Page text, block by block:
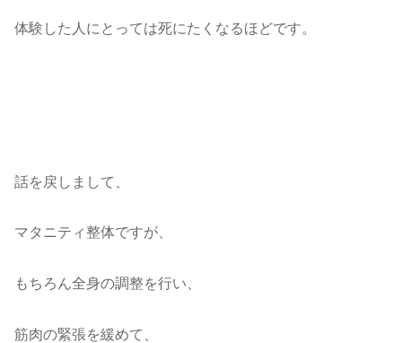
体験した人にとっては死にたくなるほどです。
話を戻しまして、
マタニティ整体ですが、
もちろん全身の調整を行い、
筋肉の緊張を緩めて、